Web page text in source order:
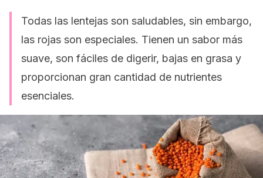
Todas las lentejas son saludables, sin embargo,
las rojas son especiales. Tienen un sabor más
suave, son fáciles de digerir, bajas en grasa y
proporcionan gran cantidad de nutrientes
esenciales.